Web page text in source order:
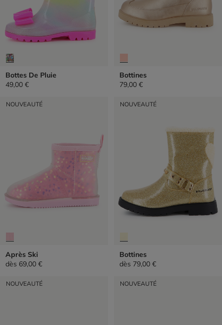
Bottes De Pluie
49,00 €
Bottines
79,00 €
NOUVEAUTÉ
Après Ski
dès 69,00 €
NOUVEAUTÉ
Bottines
dès 79,00 €
NOUVEAUTÉ NOUVEAUTÉ